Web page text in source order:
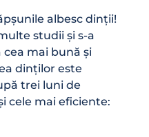
albesc dinții!
studii și s-a
mai bună și
dinților este
trei luni de
cele mai eficiente: